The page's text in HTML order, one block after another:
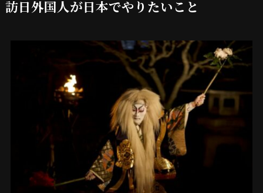
訪日外国人が日本でやりたいこと